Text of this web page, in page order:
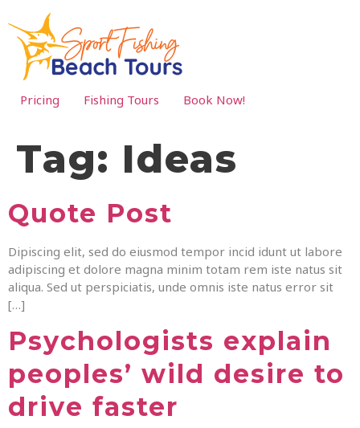
Pricing Fishing Tours Book Now!
Tag: Ideas
Quote Post
Dipiscing elit, sed do eiusmod tempor incid idunt ut labore
adipiscing et dolore magna minim totam rem iste natus sit
aliqua. Sed ut perspiciatis, unde omnis iste natus error sit
[…]
Psychologists explain
peoples’ wild desire to
drive faster